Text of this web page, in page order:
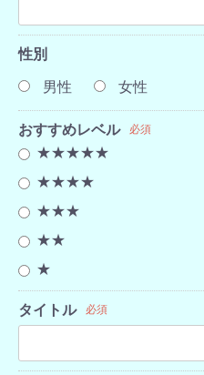
性別
男性
女性
おすすめレベル 必須
★★★★★
★★★★
★★★
★★
★
タイトル 必須